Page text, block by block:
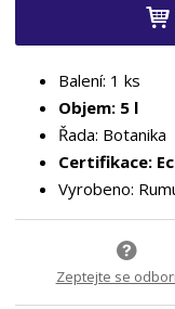
Balení: 1 ks
Objem: 5 l
Řada: Botanika
Certifikace:
Vyrobeno:
Zeptejte se